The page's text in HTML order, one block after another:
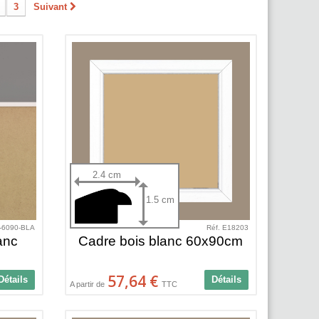
3 Suivant
6090-BLA
Détails
2.4 cm
1.5 cm
Réf. E18203
Cadre bois blanc 60x90cm
Détails
A partir de 57,64 € TTC